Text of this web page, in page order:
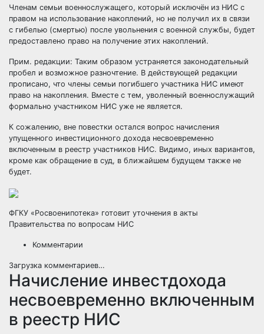
Членам семьи военнослужащего, который исключён из НИС с
правом на использование накоплений, но не получил их в связи
с гибелью (смертью) после увольнения с военной службы, будет
предоставлено право на получение этих накоплений.
Прим. редакции: Таким образом устраняется законодательный
пробел и возможное разночтение. В действующей редакции
прописано, что члены семьи погибшего участника НИС имеют
право на накопления. Вместе с тем, уволенный военнослужащий
формально участником НИС уже не является.
К сожалению, вне повестки остался вопрос начисления
упущенного инвестиционного дохода несвоевременно
включенным в реестр участников НИС. Видимо, иных вариантов,
кроме как обращение в суд, в ближайшем будущем также не
будет.
ФГКУ «Росвоенипотека» готовит уточнения в акты
Правительства по вопросам НИС
Комментарии
Загрузка комментариев…
Начисление инвестдохода
несвоевременно включенным
в реестр НИС